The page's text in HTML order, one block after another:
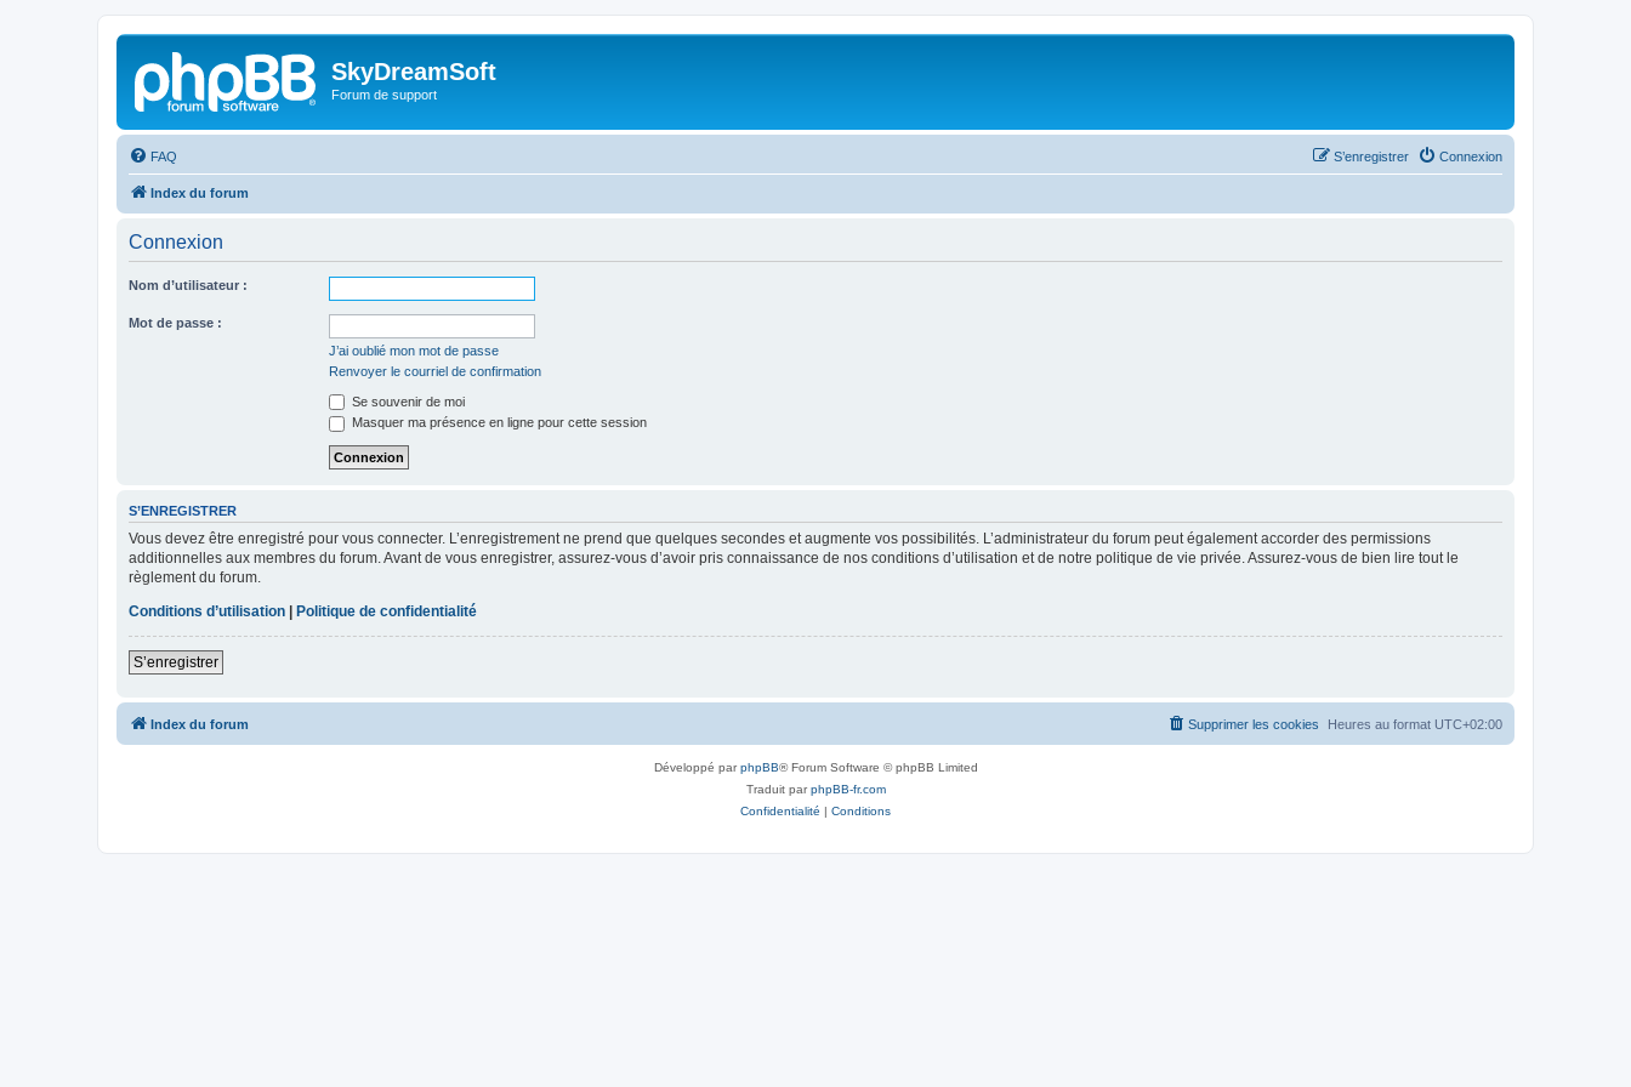
SkyDreamSoft
Forum de support
FAQ Connexion
S’enregistrer
Index du forum
Connexion
Nom d’utilisateur :
Mot de passe :
J’ai oublié mon mot de passe
Renvoyer le courriel de confirmation
Se souvenir de moi
Masquer ma présence en ligne pour cette session
S’ENREGISTRER
Vous devez être enregistré pour vous connecter. L’enregistrement ne prend que quelques secondes et augmente vos possibilités. L’administrateur du forum peut également accorder des permissions
additionnelles aux membres du forum. Avant de vous enregistrer, assurez-vous d’avoir pris connaissance de nos conditions d’utilisation et de notre politique de vie privée. Assurez-vous de bien lire tout le
règlement du forum.
Conditions d’utilisation
Politique de confidentialité
S’enregistrer
Index du forum Heures au format UTC+02:00
Supprimer les cookies
Développé parphpBB® Forum Software © phpBB Limited
Traduit parphpBB-fr.com
Confidentialité | Conditions